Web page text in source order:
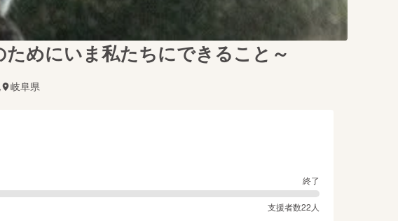
ためにいま私たちにできること～
岐阜県
終了
支援者数22 人